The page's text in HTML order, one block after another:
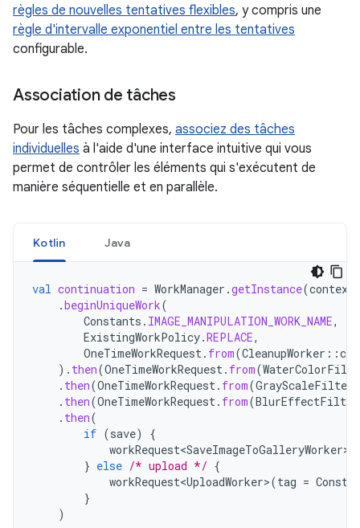
règles de nouvelles tentatives flexibles, y compris une
règle d'intervalle exponentiel entre les tentatives
configurable.
Association de tâches
Pour les tâches complexes, associez des tâches
individuelles à l'aide d'une interface intuitive qui vous
permet de contrôler les éléments qui s'exécutent de
manière séquentielle et en parallèle.
Kotlin Java
val continuation = WorkManager .getInstance(context
.beginUniqueWork(
Constants . IMAGE_MANIPULATION_WORK_NAME,
ExistingWorkPolicy.REPLACE,
OneTimeWorkRequest. from(CleanupWorker ::
). then(OneTimeWorkRequest. from(
. then(OneTimeWorkRequest. from(
. then(OneTimeWorkRequest. from(
. then(
if (save)
{
workRequest<SaveImageToGalleryWorker>
} else /* upload */ {
workRequest<UploadWorker>(tag =
}
)